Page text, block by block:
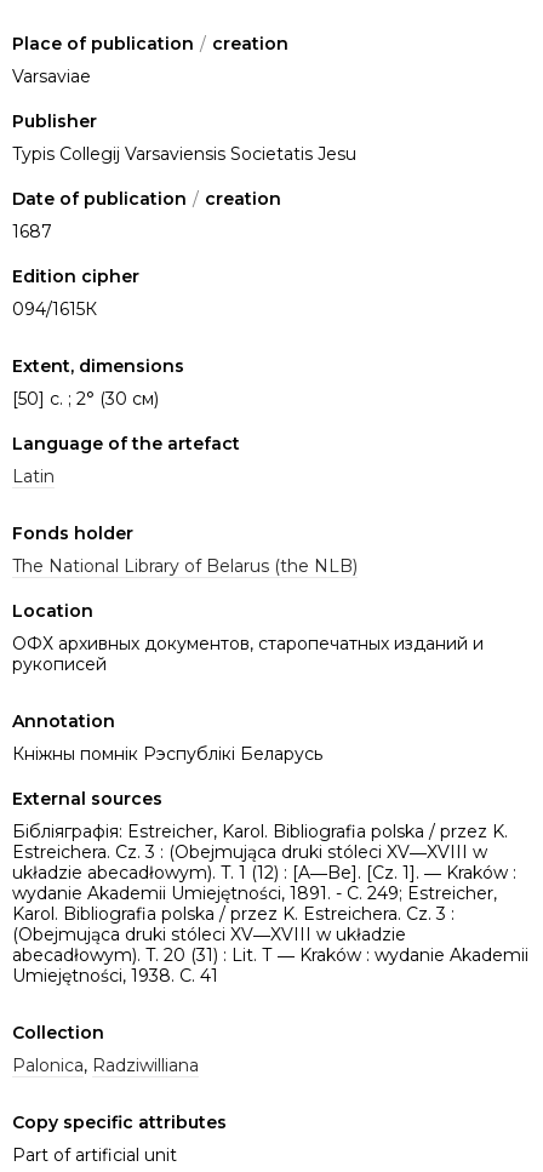
Place of publication / creation
Varsaviae
Publisher
Typis Collegij Varsaviensis Societatis Jesu
Date of publication / creation
1687
Edition cipher
094/1615К
Extent, dimensions
[50] c. ; 2° (30 см)
Language of the artefact
Latin
Fonds holder
The National Library of Belarus (the NLB)
Location
ОФХ архивных документов, старопечатных изданий и
рукописей
Annotation
Кніжны помнік Рэспублікі Беларусь
External sources
Бібліяграфія: Estreicher, Karol. Bibliografia polska / przez K.
Estreichera. Cz. 3 : (Obejmująca druki stóleci XV―XVIII w
układzie abecadłowym). T. 1 (12) : [A―Be]. [Cz. 1]. ― Kraków :
wydanie Akademii Umiejętności, 1891. - C. 249; Estreicher,
Karol. Bibliografia polska / przez K. Estreichera. Cz. 3 :
(Obejmująca druki stóleci XV―XVIII w układzie
abecadłowym). T. 20 (31) : Lit. Т ― Kraków : wydanie Akademii
Umiejętności, 1938. C. 41
Collection
Palonica, Radziwilliana
Copy specific attributes
Part of artificial unit